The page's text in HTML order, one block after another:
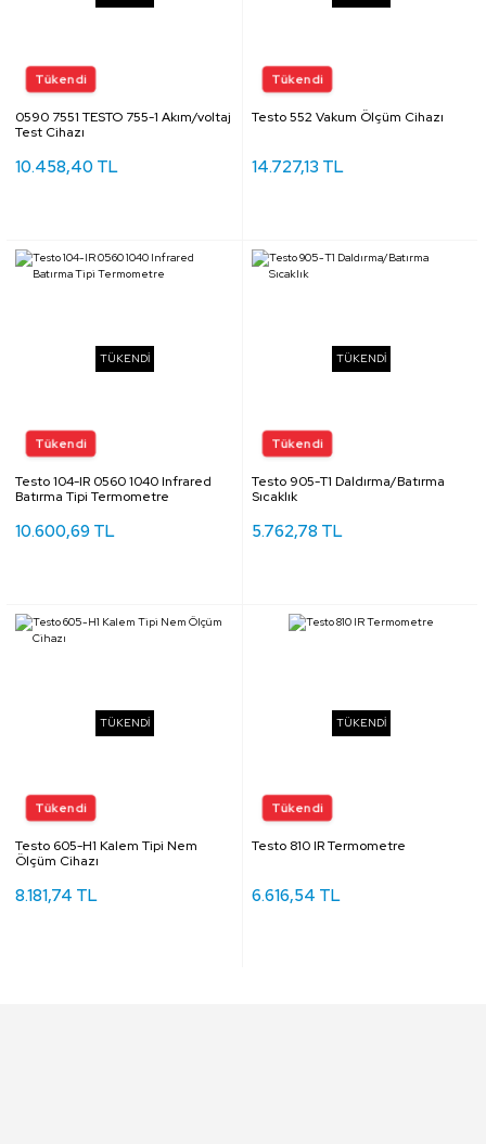
0590 7551 TESTO 755-1 Akım/voltaj
Test Cihazı
10.458,40 TL
Testo 552 Vakum Ölçüm Cihazı
14.727,13 TL
TÜKENDİ
Testo 104-IR 0560 1040 Infrared
Batırma Tipi Termometre
10.600,69 TL
TÜKENDİ
Testo 905-T1 Daldırma/Batırma
Sıcaklık
5.762,78 TL
TÜKENDİ
Testo 605-H1 Kalem Tipi Nem
Ölçüm Cihazı
8.181,74 TL
TÜKENDİ
Testo 810 IR Termometre
6.616,54 TL